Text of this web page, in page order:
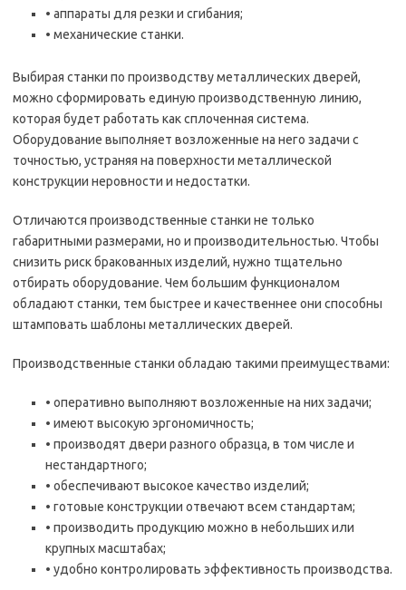
• аппараты для резки и сгибания;
• механические станки.
Выбирая станки по производству металлических дверей,
можно сформировать единую производственную линию,
которая будет работать как сплоченная система.
Оборудование выполняет возложенные на него задачи с
точностью, устраняя на поверхности металлической
конструкции неровности и недостатки.
Отличаются производственные станки не только
габаритными размерами, но и производительностью. Чтобы
снизить риск бракованных изделий, нужно тщательно
отбирать оборудование. Чем большим функционалом
обладают станки, тем быстрее и качественнее они способны
штамповать шаблоны металлических дверей.
Производственные станки обладаю такими преимуществами:
• оперативно выполняют возложенные на них задачи;
• имеют высокую эргономичность;
• производят двери разного образца, в том числе и
нестандартного;
• обеспечивают высокое качество изделий;
• готовые конструкции отвечают всем стандартам;
• производить продукцию можно в небольших или
крупных масштабах;
• удобно контролировать эффективность производства.